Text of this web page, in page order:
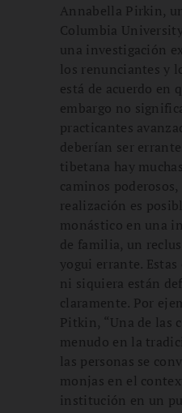
Annabella Pirkin,
Columbia
una investigación
los renunciantes y
está de acuerdo en
embargo no
practicantes
deberían ser
tibetana hay
caminos
realización es
monástico en una
de familia, un
yogui errante.
ni siquiera están
claramente. Por
Pitkin, “Una de las
menudo en la
las personas se
monjas en el
institución en un